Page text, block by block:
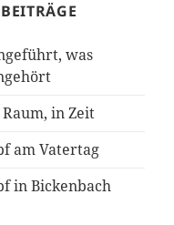
was
in Zeit
am Vatertag
in Bickenbach